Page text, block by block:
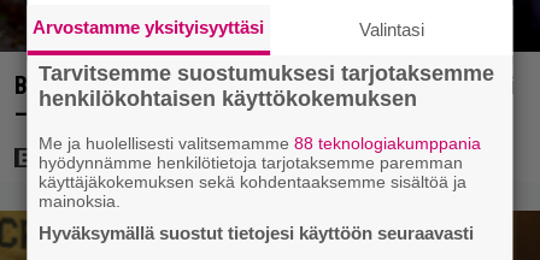
Bond-luojan 68 vuotta sitten lähettämä kirje löytyi
– tältä 007-hahmon piti alun perin näyttää
Arvostamme yksityisyyttäsi Valintasi
Tarvitsemme suostumuksesi tarjotaksemme
henkilökohtaisen käyttökokemuksen
Me ja huolellisesti valitsemamme88 teknologiakumppania
hyödynnämme henkilötietoja tarjotaksemme paremman
käyttäjäkokemuksen sekä kohdentaaksemme sisältöä ja
mainoksia.
Hyväksymällä suostut tietojesi käyttöön seuraavasti